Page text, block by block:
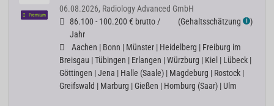
Premium
06.08.2026, Radiology Advanced GmbH
86.100 - 100.200 € brutto /
Jahr
(Gehaltsschätzung ℹ )
Aachen | Bonn | Münster | Heidelberg | Freiburg im
Breisgau | Tübingen | Erlangen | Würzburg | Kiel | Lübeck |
Göttingen | Jena | Halle (Saale) | Magdeburg | Rostock |
Greifswald | Marburg | Gießen | Homburg (Saar) | Ulm